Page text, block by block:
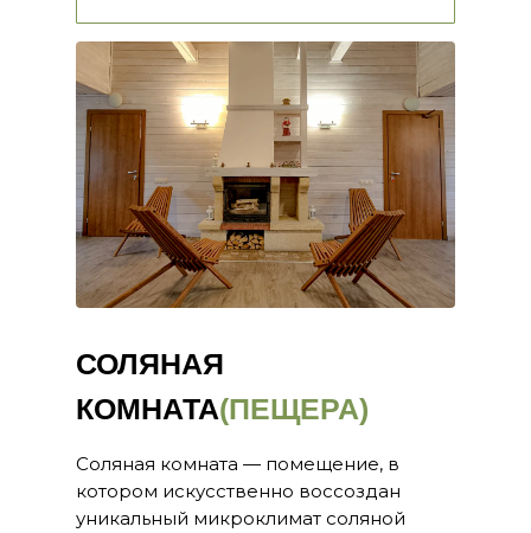
СОЛЯНАЯ
КОМНАТА(ПЕЩЕРА)
Соляная комната — помещение, в
котором искусственно воссоздан
уникальный микроклимат соляной